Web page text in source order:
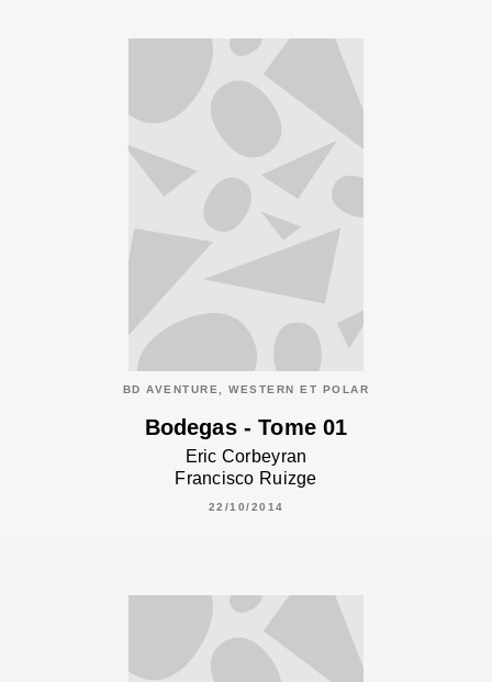
BD AVENTURE, WESTERN ET POLAR
Bodegas - Tome 01
Eric Corbeyran
Francisco Ruizge
22/10/2014